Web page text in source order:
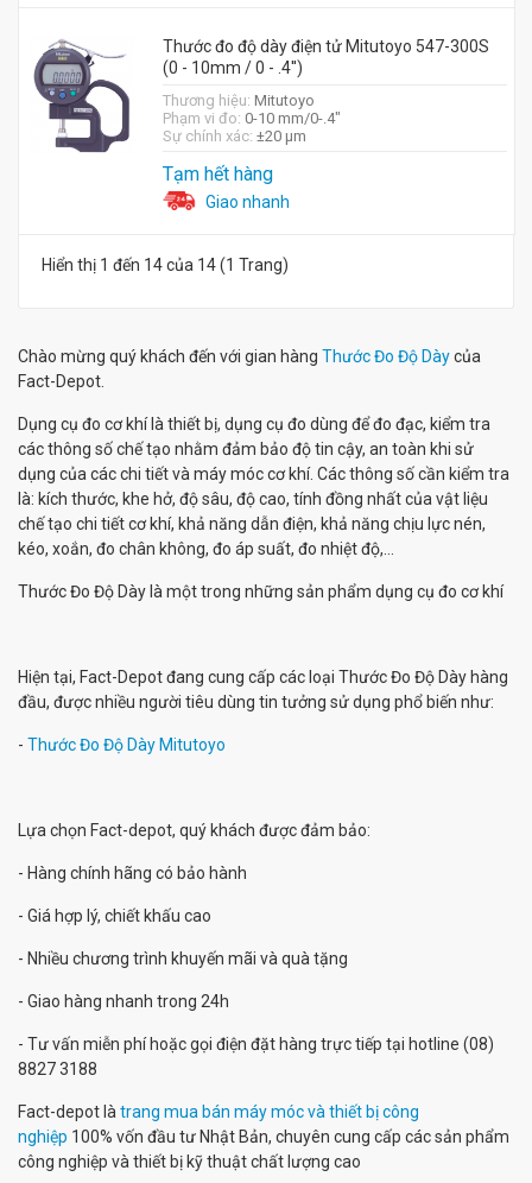
Thước đo độ dày điện tử Mitutoyo 547-300S
(0 - 10mm / 0 - .4'')
Thương hiệu: Mitutoyo
Phạm vi đo: 0-10 mm/0-.4"
Sự chính xác: ±20 µm
Tạm hết hàng
Giao nhanh
Hiển thị 1 đến 14 của 14 (1 Trang)
Chào mừng quý khách đến với gian hàng Thước Đo Độ Dàycủa
Fact-Depot.
Dụng cụ đo cơ khí là thiết bị, dụng cụ đo dùng để đo đạc, kiểm tra
các thông số chế tạo nhằm đảm bảo độ tin cậy, an toàn khi sử
dụng của các chi tiết và máy móc cơ khí. Các thông số cần kiểm tra
là: kích thước, khe hở, độ sâu, độ cao, tính đồng nhất của vật liệu
chế tạo chi tiết cơ khí, khả năng dẫn điện, khả năng chịu lực nén,
kéo, xoắn, đo chân không, đo áp suất, đo nhiệt độ,...
Thước Đo Độ Dày là một trong những sản phẩm dụng cụ đo cơ khí
Hiện tại, Fact-Depot đang cung cấp các loại Thước Đo Độ Dày hàng
đầu, được nhiều người tiêu dùng tin tưởng sử dụng phổ biến như:
- Thước Đo Độ Dày Mitutoyo
Lựa chọn Fact-depot, quý khách được đảm bảo:
- Hàng chính hãng có bảo hành
- Giá hợp lý, chiết khấu cao
- Nhiều chương trình khuyến mãi và quà tặng
- Giao hàng nhanh trong 24h
- Tư vấn miễn phí hoặc gọi điện đặt hàng trực tiếp tại hotline (08)
8827 3188
Fact-depot là trang mua bán máy móc và thiết bị công
nghiệp 100% vốn đầu tư Nhật Bản, chuyên cung cấp các sản phẩm
công nghiệp và thiết bị kỹ thuật chất lượng cao